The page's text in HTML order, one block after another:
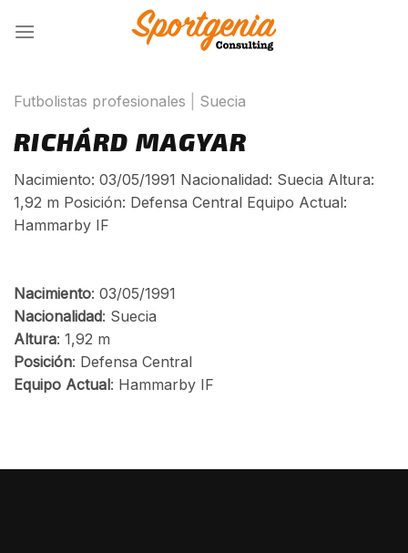
Futbolistas profesionales Suecia
RICHÁRD MAGYAR
Nacimiento: 03/05/1991 Nacionalidad: Suecia Altura:
1,92 m Posición: Defensa Central Equipo Actual:
Hammarby IF
Nacimiento: 03/05/1991
Nacionalidad: Suecia
Altura: 1,92 m
Posición: Defensa Central
Equipo Actual: Hammarby IF